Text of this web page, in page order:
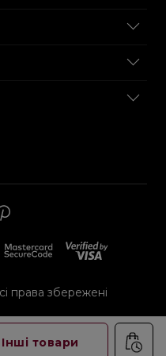
Інші товари
права збережені